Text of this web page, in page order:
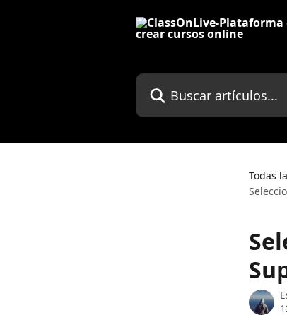
Buscar artículos...
Todas